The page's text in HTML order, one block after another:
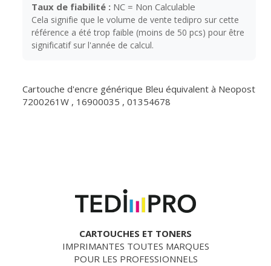
CARTOUCHES ET TONERS
IMPRIMANTES TOUTES MARQUES
POUR LES PROFESSIONNELS
Taux de fiabilité : NC = Non Calculable
Cela signifie que le volume de vente tedipro sur cette
référence a été trop faible (moins de 50 pcs) pour être
significatif sur l'année de calcul.
Cartouche d'encre générique Bleu équivalent à Neopost
7200261W , 16900035 , 01354678